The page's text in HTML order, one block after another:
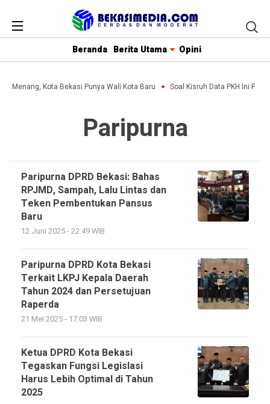
Beranda Berita Utama Opini
Menang, Kota Bekasi Punya Wali Kota Baru Soal Kisruh Data PKH Ini
Paripurna
Paripurna DPRD Bekasi: Bahas
RPJMD, Sampah, Lalu Lintas dan
Teken Pembentukan Pansus
Baru
12 Juni 2025 - 22:49 WIB
Paripurna DPRD Kota Bekasi
Terkait LKPJ Kepala Daerah
Tahun 2024 dan Persetujuan
Raperda
21 Mei 2025 - 17:03 WIB
Ketua DPRD Kota Bekasi
Tegaskan Fungsi Legislasi
Harus Lebih Optimal di Tahun
2025